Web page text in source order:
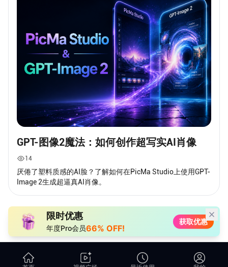
GPT-图像2魔法：如何创作超写实AI肖像
14
厌倦了塑料质感的AI脸？了解如何在PicMa Studio上使用GPT-
Image 2生成超逼真AI肖像。
限时优惠
年度Pro会员66% OFF!
获取优惠